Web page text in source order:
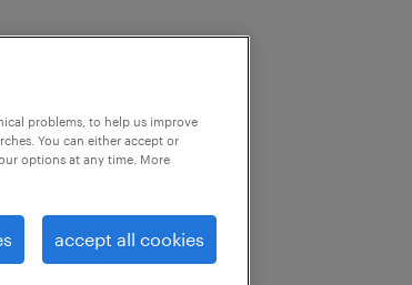
problems, to help us improve
You can either accept or
options at any time. More
accept all cookies